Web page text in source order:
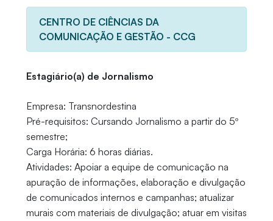
CENTRO DE CIÊNCIAS DA
COMUNICAÇÃO E GESTÃO - CCG
Estagiário(a) de Jornalismo
Empresa: Transnordestina
Pré-requisitos: Cursando Jornalismo a partir do 5º
semestre;
Carga Horária: 6 horas diárias.
Atividades: Apoiar a equipe de comunicação na
apuração de informações, elaboração e divulgação
de comunicados internos e campanhas; atualizar
murais com materiais de divulgação; atuar em visitas